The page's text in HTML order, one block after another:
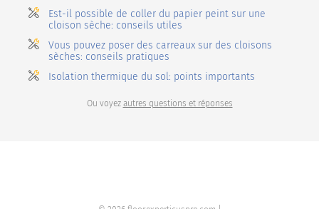
Est-il possible de coller du papier peint sur une
cloison sèche: conseils utiles
Vous pouvez poser des carreaux sur des cloisons
sèches: conseils pratiques
Isolation thermique du sol: points importants
Ou voyez autres questions et réponses